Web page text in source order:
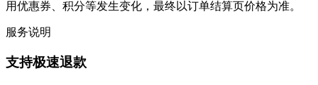
用优惠券、积分等发生变化，最终以订单结算页价格为准。
服务说明
支持极速退款